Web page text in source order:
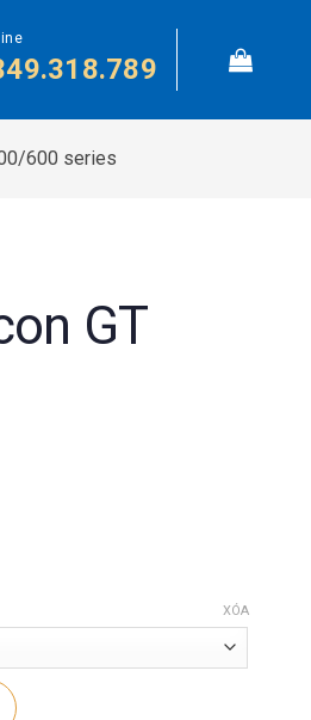
600 series
GT
XÓA